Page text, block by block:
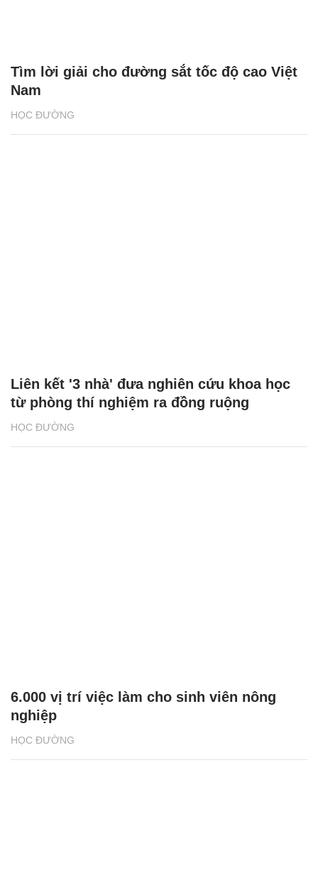
HỌC ĐƯỜNG
Tìm lời giải cho đường sắt tốc độ cao Việt
Nam
HỌC ĐƯỜNG
Liên kết '3 nhà' đưa nghiên cứu khoa học
từ phòng thí nghiệm ra đồng ruộng
HỌC ĐƯỜNG
6.000 vị trí việc làm cho sinh viên nông
nghiệp